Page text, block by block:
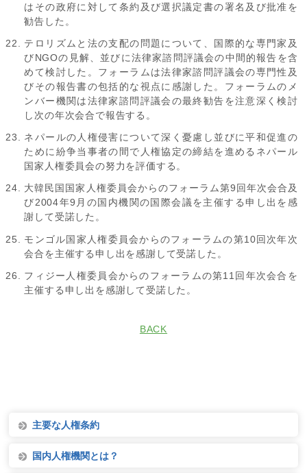
主要な人権条約
国内人権機関とは？
はその政府に対して条約及び選択議定書の署名及び批准を
勧告した。
テロリズムと法の支配の問題について、国際的な専門家及
びNGOの見解、並びに法律家諮問評議会の中間的報告を含
めて検討した。フォーラムは法律家諮問評議会の専門性及
びその報告書の包括的な視点に感謝した。フォーラムのメ
ンバー機関は法律家諮問評議会の最終勧告を注意深く検討
し次の年次会合で報告する。
ネパールの人権侵害について深く憂慮し並びに平和促進の
ために紛争当事者の間で人権協定の締結を進めるネパール
国家人権委員会の努力を評価する。
大韓民国国家人権委員会からのフォーラム第9回年次会合及
び2004年9月の国内機関の国際会議を主催する申し出を感
謝して受諾した。
モンゴル国家人権委員会からのフォーラムの第10回次年次
会合を主催する申し出を感謝して受諾した。
フィジー人権委員会からのフォーラムの第11回年次会合を
主催する申し出を感謝して受諾した。
BACK